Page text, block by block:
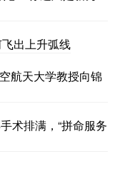
出上升弧线
航天大学教授向锦
术排满，“拼命服务